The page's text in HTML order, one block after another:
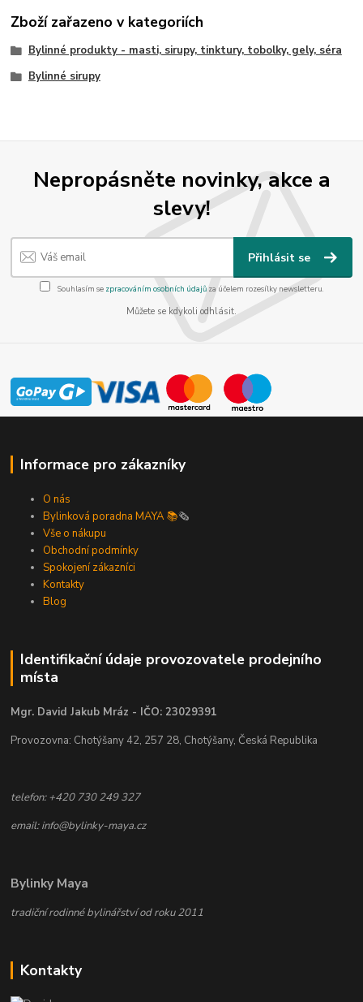
Zboží zařazeno v kategoriích
Bylinné produkty - masti, sirupy, tinktury, tobolky, gely, séra
Bylinné sirupy
Nepropásněte novinky, akce a
slevy!
Přihlásit se
Souhlasím se zpracováním osobních údajůza účelem rozesílky newsletteru.
Můžete se kdykoli odhlásit.
Informace pro zákazníky
O nás
Bylinková poradna MAYA 📚🗞️
Vše o nákupu
Obchodní podmínky
Spokojení zákazníci
Kontakty
Blog
Identifikační údaje provozovatele prodejního
místa
Mgr. David Jakub Mráz - IČO: 23029391
Provozovna: Chotýšany 42, 257 28, Chotýšany, Česká Republika
telefon: +420 730 249 327
email: info@bylinky-maya.cz
Bylinky Maya
tradiční rodinné bylinářství od roku 2011
Kontakty